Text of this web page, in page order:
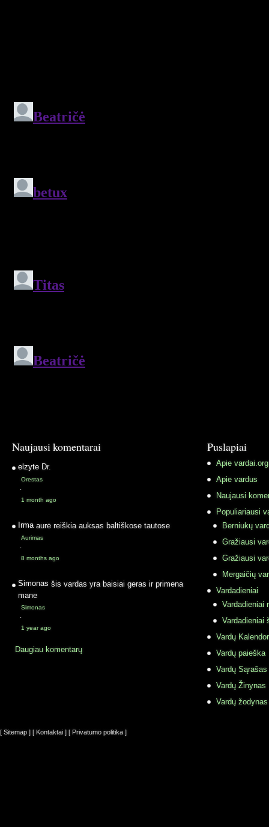
Naujausi komentarai
elzyte Dr.
Orestas
·
1 month ago
Irma aurė reiškia auksas baltiškose tautose
Aurimas
·
8 months ago
Simonas šis vardas yra baisiai geras ir primena
mane
Simonas
·
1 year ago
Daugiau komentarų
Puslapiai
Apie vardai.org
Apie vardus
Naujausi
Populiariausi
Berniukų
Gražiausi
Gražiausi
Mergaičių
Vardadieniai
Vardadieniai
Vardadieniai
Vardų
Vardų paieška
Vardų Sąrašas
Vardų Žinynas
Vardų
[ Sitemap ] [ Kontaktai ] [ Privatumo politika ]